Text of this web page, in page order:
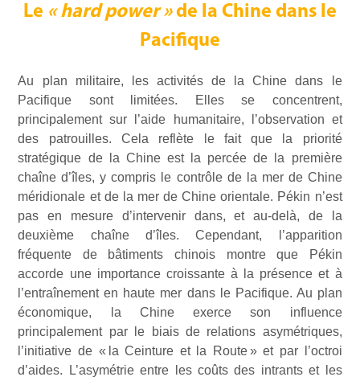
Le «hard power »de la Chine dans le
Pacifique
Au plan militaire, les activités de la Chine dans le
Pacifique sont limitées. Elles se concentrent,
principalement sur l’aide humanitaire, l’observation et
des patrouilles. Cela reflète le fait que la priorité
stratégique de la Chine est la percée de la première
chaîne d’îles, y compris le contrôle de la mer de Chine
méridionale et de la mer de Chine orientale. Pékin n’est
pas en mesure d’intervenir dans, et au-delà, de la
deuxième chaîne d’îles. Cependant, l’apparition
fréquente de bâtiments chinois montre que Pékin
accorde une importance croissante à la présence et à
l’entraînement en haute mer dans le Pacifique. Au plan
économique, la Chine exerce son influence
principalement par le biais de relations asymétriques,
l’initiative de « la Ceinture et la Route » et par l’octroi
d’aides. L’asymétrie entre les coûts des intrants et les